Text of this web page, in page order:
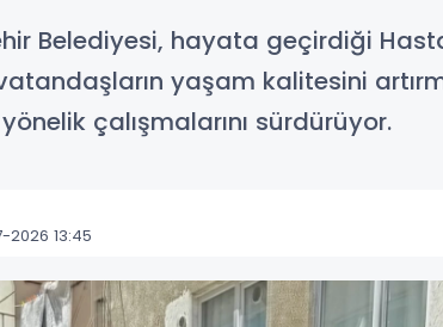
Belediyesi, hayata geçirdiği
yaşam kalitesini
çalışmalarını sürdürüyor.
13:45